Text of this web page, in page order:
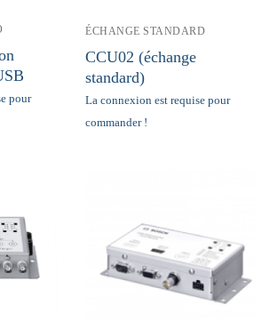
pour
ÉCHANGE STANDARD
CCU02 (échange
standard)
La connexion est requise pour
commander !